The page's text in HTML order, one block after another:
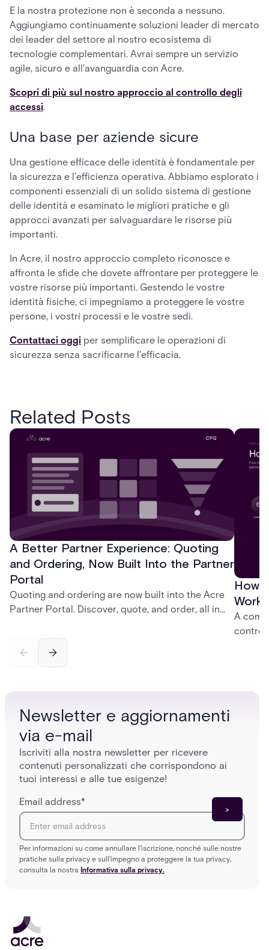
E la nostra protezione non è seconda a nessuno.
Aggiungiamo continuamente soluzioni leader di mercato
dei leader del settore al nostro ecosistema di
tecnologie complementari. Avrai sempre un servizio
agile, sicuro e all'avanguardia con Acre.
Scopri di più sul nostro approccio al controllo degli
accessi.
Una base per aziende sicure
Una gestione efficace delle identità è fondamentale per
la sicurezza e l'efficienza operativa. Abbiamo esplorato i
componenti essenziali di un solido sistema di gestione
delle identità e esaminato le migliori pratiche e gli
approcci avanzati per salvaguardare le risorse più
importanti.
In Acre, il nostro approccio completo riconosce e
affronta le sfide che dovete affrontare per proteggere le
vostre risorse più importanti. Gestendo le vostre
identità fisiche, ci impegniamo a proteggere le vostre
persone, i vostri processi e le vostre sedi.
Contattaci oggi per semplificare le operazioni di
sicurezza senza sacrificarne l'efficacia.
Related Posts
A Better Partner Experience: Quoting
and Ordering, Now Built Into the Partner
Portal
Quoting and ordering are now built into the Acre
Partner Portal. Discover, quote, and order, all in
How
A
control
Newsletter e aggiornamenti
via e-mail
Iscriviti alla nostra newsletter per ricevere
contenuti personalizzati che corrispondono ai
tuoi interessi e alle tue esigenze!
Email address*
Per informazioni su come annullare l'iscrizione, nonché sulle nostre
pratiche sulla privacy e sull'impegno a proteggere la tua privacy,
consulta la nostra Informativa sulla privacy.